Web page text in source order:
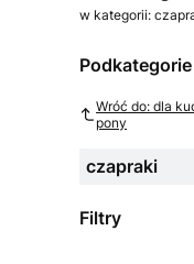
w kategorii:
Podkategorie
Wróć do: dla
pony
czapraki
Filtry